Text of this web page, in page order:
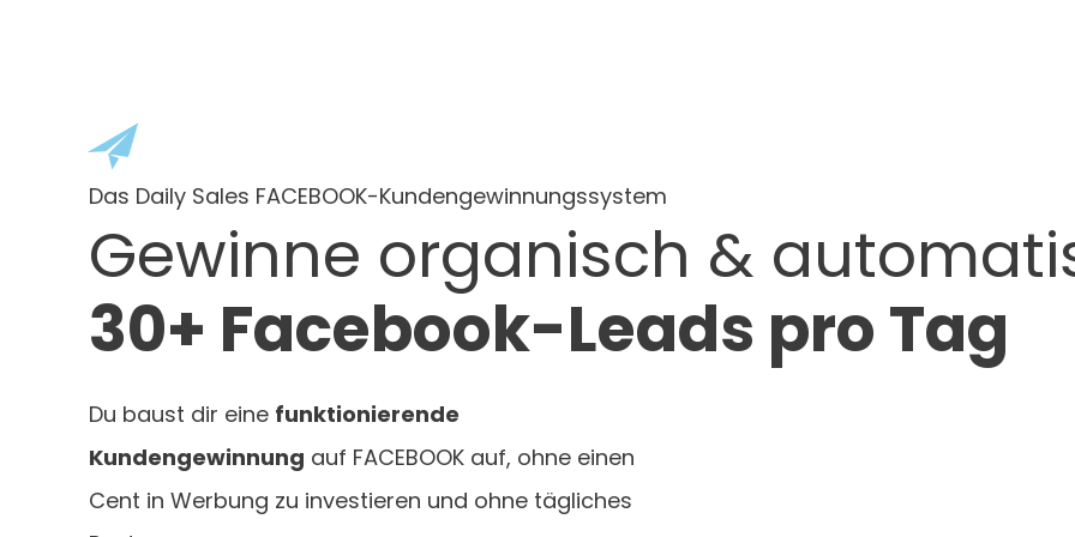
Das Daily Sales FACEBOOK-Kundengewinnungssystem
Gewinne organisch &
30+ Facebook-Leads pro Tag
Du baust dir eine funktionierende
Kundengewinnung auf FACEBOOK auf, ohne einen
Cent in Werbung zu investieren und ohne tägliches